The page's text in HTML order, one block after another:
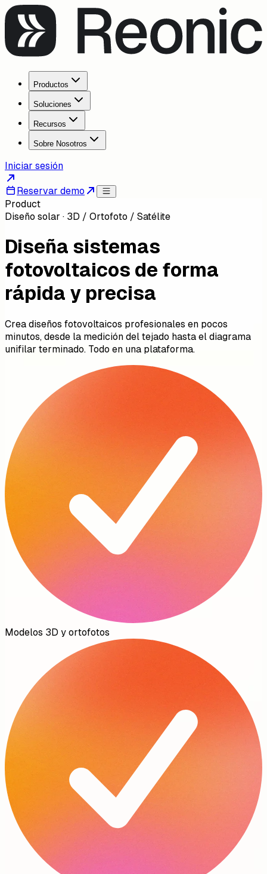
Productos
Soluciones
Recursos
Sobre Nosotros
Iniciar sesión
Reservar demo
Product
Diseño solar · 3D / Ortofoto / Satélite
Diseña sistemas
fotovoltaicos de forma
rápida y precisa
Crea diseños fotovoltaicos profesionales en pocos
minutos, desde la medición del tejado hasta el diagrama
unifilar terminado. Todo en una plataforma.
Modelos 3D y ortofotos